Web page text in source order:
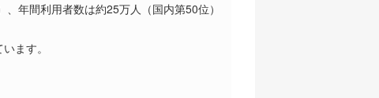
年間利用者数は約25万人（国内第50位）
ます。